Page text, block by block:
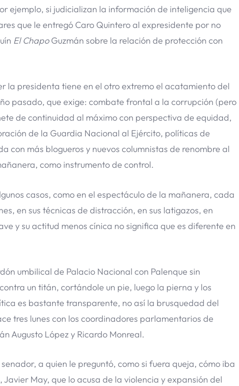
ejemplo, si judicializan la información de inteligencia que
que le entregó Caro Quintero al expresidente por no
El ChapoGuzmán sobre la relación de protección con
la presidenta tiene en el otro extremo el acatamiento del
pasado, que exige: combate frontal a la corrupción (pero
de continuidad al máximo con perspectiva de equidad,
de la Guardia Nacional al Ejército, políticas de
más blogueros y nuevos columnistas de renombre al
como instrumento de control.
casos, como en el espectáculo de la mañanera, cada
en sus técnicas de distracción, en sus latigazos, en
y su actitud menos cínica no significa que es diferente en
umbilical de Palacio Nacional con Palenque sin
un titán, cortándole un pie, luego la pierna y los
es bastante transparente, no así la brusquedad del
tres lunes con los coordinadores parlamentarios de
Augusto López y Ricardo Monreal.
a quien le preguntó, como si fuera queja, cómo iba
May, que lo acusa de la violencia y expansión del